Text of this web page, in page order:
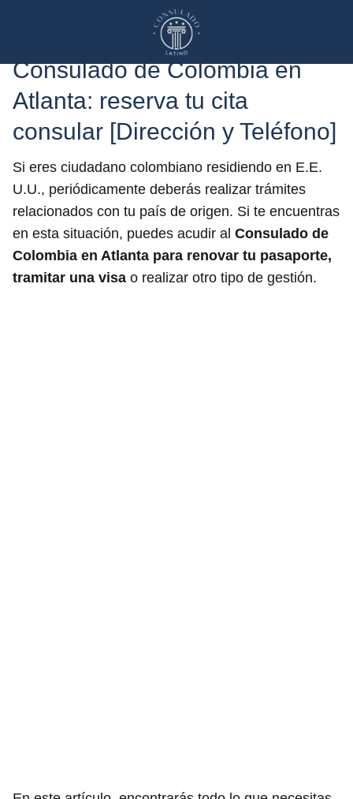
Consulado de Colombia en
Atlanta: reserva tu cita
consular [Dirección y Teléfono]
Si eres ciudadano colombiano residiendo en E.E.
U.U., periódicamente deberás realizar trámites
relacionados con tu país de origen. Si te encuentras
en esta situación, puedes acudir al Consulado de
Colombia en Atlanta para renovar tu pasaporte,
tramitar una visa o realizar otro tipo de gestión.